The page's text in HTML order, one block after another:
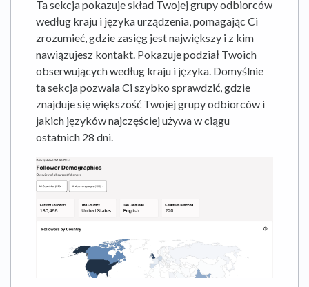
Ta sekcja pokazuje skład Twojej grupy odbiorców
według kraju i języka urządzenia, pomagając Ci
zrozumieć, gdzie zasięg jest największy i z kim
nawiązujesz kontakt. Pokazuje podział Twoich
obserwujących według kraju i języka. Domyślnie
ta sekcja pozwala Ci szybko sprawdzić, gdzie
znajduje się większość Twojej grupy odbiorców i
jakich języków najczęściej używa w ciągu
ostatnich 28 dni.